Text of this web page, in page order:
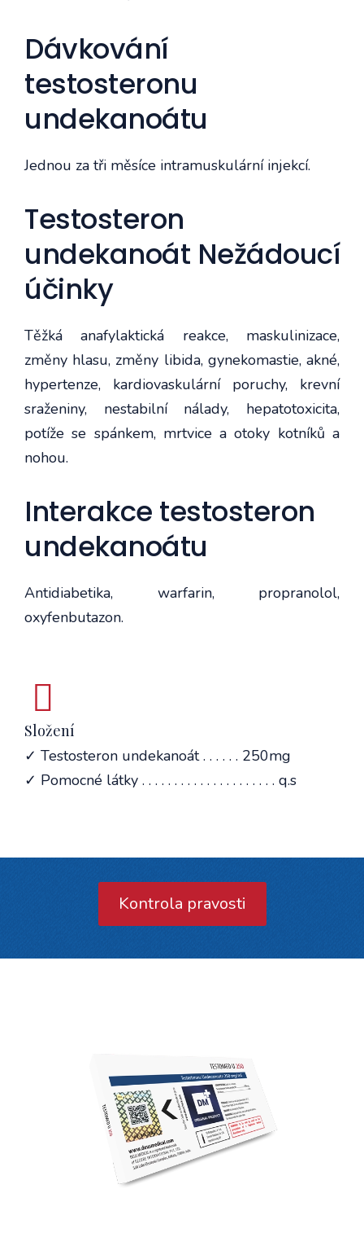
Dávkování
testosteronu
undekanoátu
Jednou za tři měsíce intramuskulární injekcí.
Testosteron
undekanoát Nežádoucí
účinky
Těžká anafylaktická reakce, maskulinizace,
změny hlasu, změny libida, gynekomastie, akné,
hypertenze, kardiovaskulární poruchy, krevní
sraženiny, nestabilní nálady, hepatotoxicita,
potíže se spánkem, mrtvice a otoky kotníků a
nohou.
Interakce testosteron
undekanoátu
Antidiabetika, warfarin, propranolol,
oxyfenbutazon.
Složení
✓ Testosteron undekanoát . . . . . . 250mg
✓ Pomocné látky . . . . . . . . . . . . . . . . . . . . . q.s
Kontrola pravosti